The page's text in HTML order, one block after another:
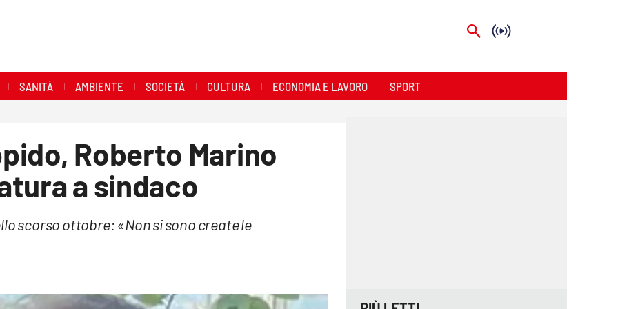
SANITÀ AMBIENTE SOCIETÀ CULTURA ECONOMIA E LAVORO SPORT
Roberto Marino
a sindaco
scorso ottobre: «Non si sono create le